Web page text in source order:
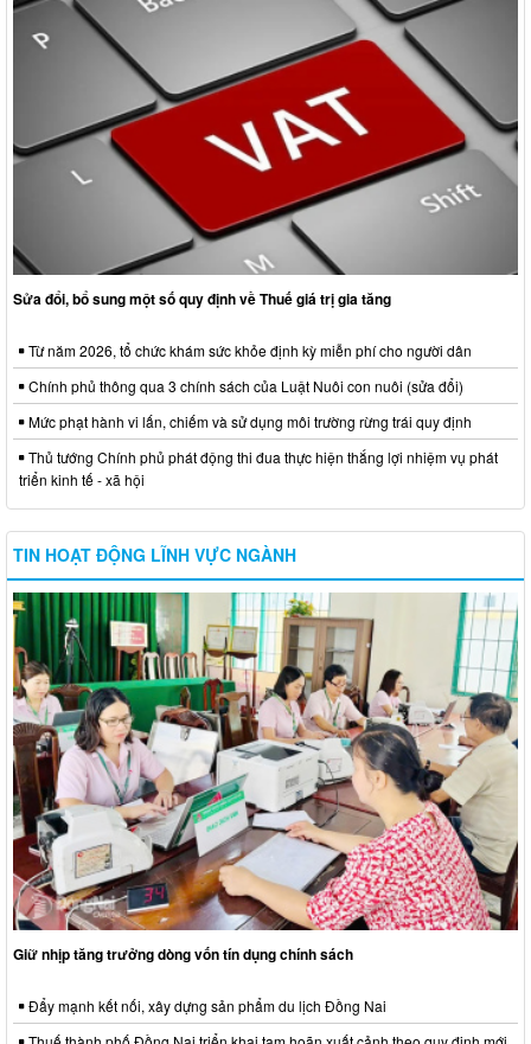
Sửa đổi, bổ sung một số quy định về Thuế giá trị gia tăng
Từ năm 2026, tổ chức khám sức khỏe định kỳ miễn phí cho người dân
Chính phủ thông qua 3 chính sách của Luật Nuôi con nuôi (sửa đổi)
Mức phạt hành vi lấn, chiếm và sử dụng môi trường rừng trái quy định
Thủ tướng Chính phủ phát động thi đua thực hiện thắng lợi nhiệm vụ phát
triển kinh tế - xã hội
TIN HOẠT ĐỘNG LĨNH VỰC NGÀNH
Giữ nhịp tăng trưởng dòng vốn tín dụng chính sách
Đẩy mạnh kết nối, xây dựng sản phẩm du lịch Đồng Nai